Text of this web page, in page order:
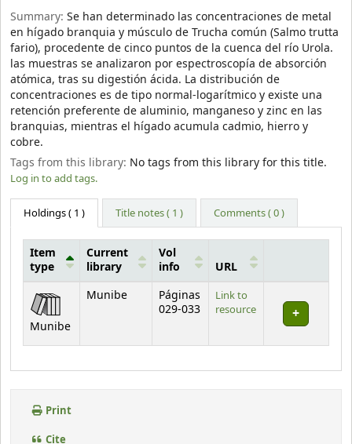
Summary: Se han determinado las concentraciones de metal
en hígado branquia y músculo de Trucha común (Salmo trutta
fario), procedente de cinco puntos de la cuenca del río Urola.
las muestras se analizaron por espectroscopía de absorción
atómica, tras su digestión ácida. La distribución de
concentraciones es de tipo normal-logarítmico y existe una
retención preferente de aluminio, manganeso y zinc en las
branquias, mientras el hígado acumula cadmio, hierro y
cobre.
Tags from this library: No tags from this library for this title.
Log in to add tags.
Holdings( 1 ) Title notes ( 1 ) Comments ( 0 )
Holdings
Item
type
Current
library
Vol
info
URL
Munibe
Munibe
Páginas
029-033
Link to
resource
Print
Cite